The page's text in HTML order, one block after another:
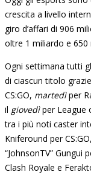
crescita a livello
giro d’affari di 906
oltre 1 miliardo e 650
Ogni settimana tutti
di ciascun titolo
CS:GO, martedìper
il giovedìper League
tra i più noti caster
Kniferound per
“JohnsonTV”
Clash Royale e